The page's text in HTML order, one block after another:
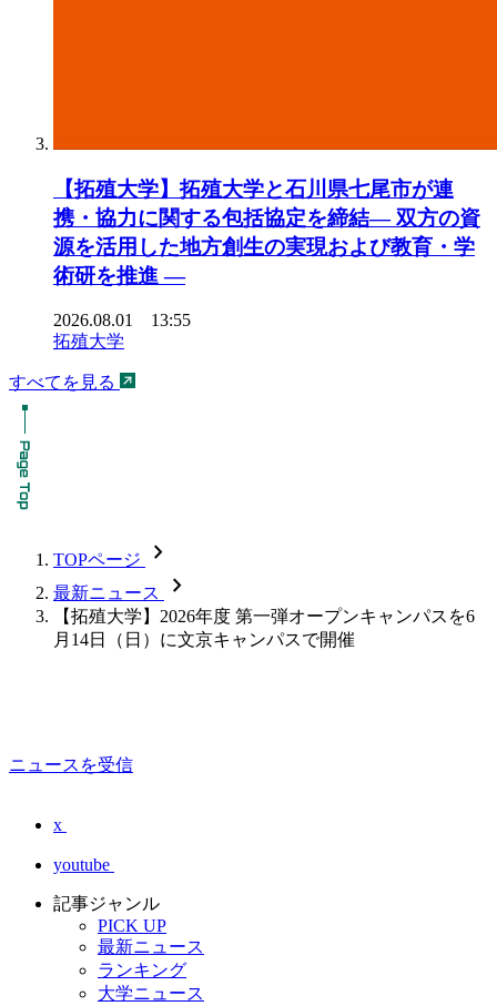
【拓殖大学】拓殖大学と石川県七尾市が連
携・協力に関する包括協定を締結― 双方の資
源を活用した地方創生の実現および教育・学
術研を推進 ―
2026.08.01 13:55
拓殖大学
すべてを見る
TOPページ chevron_forward
最新ニュース chevron_forward
【拓殖大学】2026年度 第一弾オープンキャンパスを6
月14日（日）に文京キャンパスで開催
ニュースを受信
x
youtube
記事ジャンル
PICK UP
最新ニュース
ランキング
大学ニュース